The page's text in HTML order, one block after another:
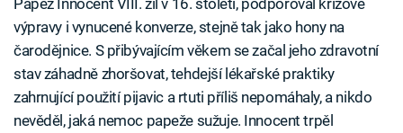
Papež Innocent VIII. žil v 16. století, podporoval křížové
výpravy i vynucené konverze, stejně tak jako hony na
čarodějnice. S přibývajícím věkem se začal jeho zdravotní
stav záhadně zhoršovat, tehdejší lékařské praktiky
zahrnující použití pijavic a rtuti příliš nepomáhaly, a nikdo
nevěděl, jaká nemoc papeže sužuje. Innocent trpěl